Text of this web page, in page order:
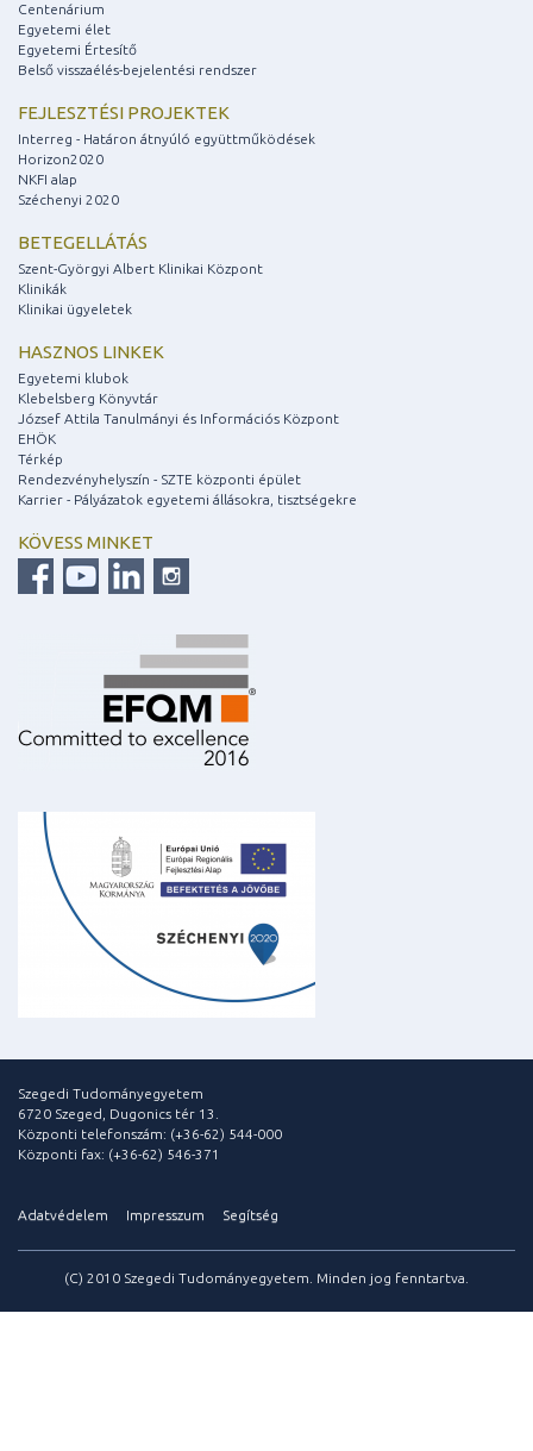
Centenárium
Egyetemi élet
Egyetemi Értesítő
Belső visszaélés-bejelentési rendszer
FEJLESZTÉSI PROJEKTEK
Interreg - Határon átnyúló együttműködések
Horizon2020
NKFI alap
Széchenyi 2020
BETEGELLÁTÁS
Szent-Györgyi Albert Klinikai Központ
Klinikák
Klinikai ügyeletek
HASZNOS LINKEK
Egyetemi klubok
Klebelsberg Könyvtár
József Attila Tanulmányi és Információs Központ
EHÖK
Térkép
Rendezvényhelyszín - SZTE központi épület
Karrier - Pályázatok egyetemi állásokra, tisztségekre
KÖVESS MINKET
Szegedi Tudományegyetem
6720 Szeged, Dugonics tér 13.
Központi telefonszám: (+36-62) 544-000
Központi fax: (+36-62) 546-371
Adatvédelem Impresszum Segítség
(C) 2010 Szegedi Tudományegyetem. Minden jog fenntartva.